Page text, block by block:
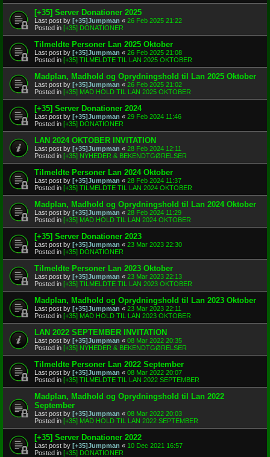
[+35] Server Donationer 2025
Last post by [+35]Jumpman « 26 Feb 2025 21:22
Posted in [+35] DONATIONER
Tilmeldte Personer Lan 2025 Oktober
Last post by [+35]Jumpman « 26 Feb 2025 21:08
Posted in [+35] TILMELDTE TIL LAN 2025 OKTOBER
Madplan, Madhold og Oprydningshold til Lan 2025 Oktober
Last post by [+35]Jumpman « 26 Feb 2025 21:02
Posted in [+35] MAD HOLD TIL LAN 2025 OKTOBER
[+35] Server Donationer 2024
Last post by [+35]Jumpman « 29 Feb 2024 11:46
Posted in [+35] DONATIONER
LAN 2024 OKTOBER INVITATION
Last post by [+35]Jumpman « 28 Feb 2024 12:11
Posted in [+35] NYHEDER & BEKENDTGØRELSER
Tilmeldte Personer Lan 2024 Oktober
Last post by [+35]Jumpman « 28 Feb 2024 11:37
Posted in [+35] TILMELDTE TIL LAN 2024 OKTOBER
Madplan, Madhold og Oprydningshold til Lan 2024 Oktober
Last post by [+35]Jumpman « 28 Feb 2024 11:29
Posted in [+35] MAD HOLD TIL LAN 2024 OKTOBER
[+35] Server Donationer 2023
Last post by [+35]Jumpman « 23 Mar 2023 22:30
Posted in [+35] DONATIONER
Tilmeldte Personer Lan 2023 Oktober
Last post by [+35]Jumpman « 23 Mar 2023 22:13
Posted in [+35] TILMELDTE TIL LAN 2023 OKTOBER
Madplan, Madhold og Oprydningshold til Lan 2023 Oktober
Last post by [+35]Jumpman « 23 Mar 2023 22:11
Posted in [+35] MAD HOLD TIL LAN 2023 OKTOBER
LAN 2022 SEPTEMBER INVITATION
Last post by [+35]Jumpman « 08 Mar 2022 20:35
Posted in [+35] NYHEDER & BEKENDTGØRELSER
Tilmeldte Personer Lan 2022 September
Last post by [+35]Jumpman « 08 Mar 2022 20:07
Posted in [+35] TILMELDTE TIL LAN 2022 SEPTEMBER
Madplan, Madhold og Oprydningshold til Lan 2022
September
Last post by [+35]Jumpman « 08 Mar 2022 20:03
Posted in [+35] MAD HOLD TIL LAN 2022 SEPTEMBER
[+35] Server Donationer 2022
Last post by [+35]Jumpman « 10 Dec 2021 16:57
Posted in [+35] DONATIONER